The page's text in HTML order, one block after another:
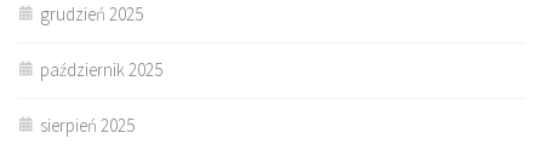
grudzień 2025
październik 2025
sierpień 2025